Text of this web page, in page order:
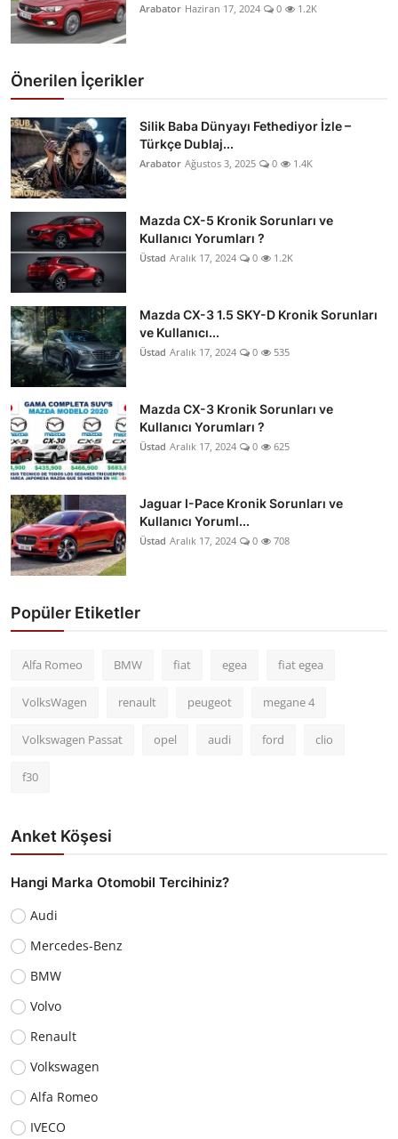
Arabator Haziran 17, 2024 0 1.2K
Önerilen İçerikler
Silik Baba Dünyayı Fethediyor İzle –
Türkçe Dublaj...
Arabator Ağustos 3, 2025 0 1.4K
Mazda CX-5 Kronik Sorunları ve
Kullanıcı Yorumları ?
Üstad Aralık 17, 2024 0 1.2K
Mazda CX-3 1.5 SKY-D Kronik Sorunları
ve Kullanıcı...
Üstad Aralık 17, 2024 0 535
Mazda CX-3 Kronik Sorunları ve
Kullanıcı Yorumları ?
Üstad Aralık 17, 2024 0 625
Jaguar I-Pace Kronik Sorunları ve
Kullanıcı Yoruml...
Üstad Aralık 17, 2024 0 708
Popüler Etiketler
Alfa Romeo BMW fiat egea fiat egea
VolksWagen renault peugeot megane 4
Volkswagen Passat opel audi ford clio
f30
Anket Köşesi
Hangi Marka Otomobil Tercihiniz?
Audi
Mercedes-Benz
BMW
Volvo
Renault
Volkswagen
Alfa Romeo
IVECO